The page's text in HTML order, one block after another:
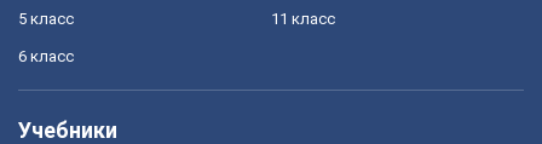
5 класс
6 класс
11 класс
Учебники